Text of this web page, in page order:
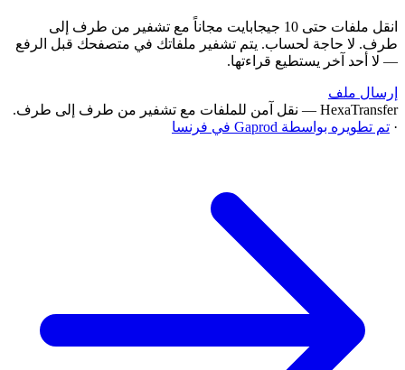
انقل ملفات حتى 10 جيجابايت مجاناً مع تشفير من طرف إلى
طرف. لا حاجة لحساب. يتم تشفير ملفاتك في متصفحك قبل الرفع
— لا أحد آخر يستطيع قراءتها.
إرسال ملف
HexaTransfer — نقل آمن للملفات مع تشفير من طرف إلى طرف.
· تم تطويره بواسطة Gaprod في فرنسا